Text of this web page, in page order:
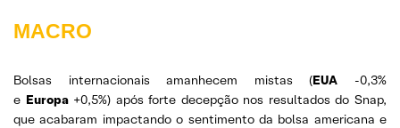
MACRO
Bolsas internacionais amanhecem mistas (EUA -0,3%
e Europa +0,5%) após forte decepção nos resultados do Snap,
que acabaram impactando o sentimento da bolsa americana e